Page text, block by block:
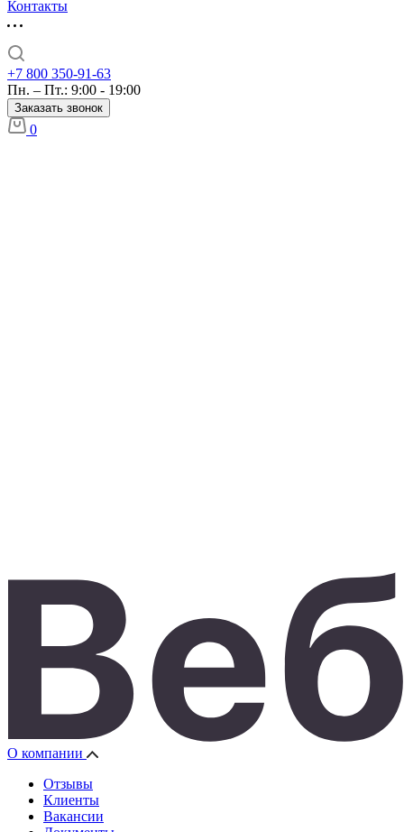
Контакты
+7 800 350-91-63
Пн. – Пт.: 9:00 - 19:00
Заказать звонок
0
О компании
Отзывы
Клиенты
Вакансии